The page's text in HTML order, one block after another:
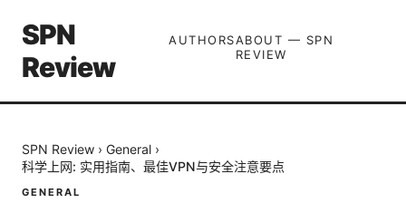
SPN
Review
AUTHORSABOUT — SPN
REVIEW
SPN Review › General ›
科学上网: 实用指南、最佳VPN与安全注意要点
GENERAL